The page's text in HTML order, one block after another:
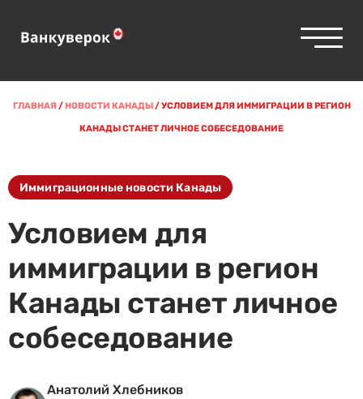
ГЛАВНАЯ /НОВОСТИ КАНАДЫ/УСЛОВИЕМ ДЛЯ ИММИГРАЦИИ В РЕГИОН
КАНАДЫ СТАНЕТ ЛИЧНОЕ СОБЕСЕДОВАНИЕ
Иммиграционные новости Канады
Условием для
иммиграции в регион
Канады станет личное
собеседование
Анатолий Хлебников